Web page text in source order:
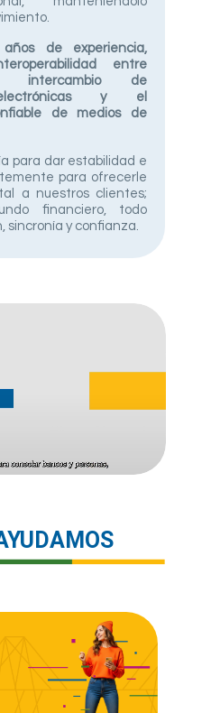
de experiencia,
entre
intercambio de
y el
de medios de
para dar estabilidad e
para ofrecerle
a nuestros clientes;
financiero, todo
sincronía y confianza.